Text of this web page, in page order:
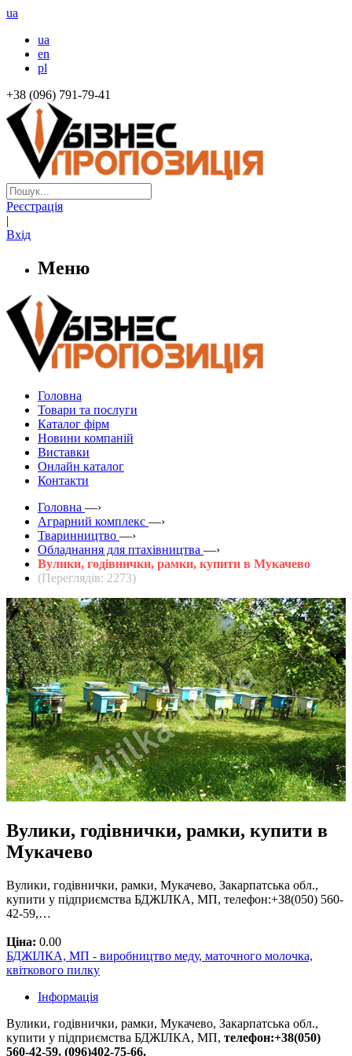
ua
ua
en
pl
+38 (096) 791-79-41
Реєстрація
|
Вхід
Меню
Головна
Товари та послуги
Каталог фірм
Новини компаній
Виставки
Онлайн каталог
Контакти
Головна —›
Аграрний комплекс —›
Тваринництво —›
Обладнання для птахівництва —›
Вулики, годівнички, рамки, купити в Мукачево
(Переглядів: 2273)
Вулики, годівнички, рамки, купити в
Мукачево
Вулики, годівнички, рамки, Мукачево, Закарпатська обл.,
купити у підприємства БДЖІЛКА, МП, телефон:+38(050) 560-
42-59,…
Ціна: 0.00
БДЖІЛКА, МП - виробництво меду, маточного молочка,
квіткового пилку
Інформація
Вулики, годівнички, рамки, Мукачево, Закарпатська обл.,
купити у підприємства БДЖІЛКА, МП, телефон:+38(050)
560-42-59, (096)402-75-66.